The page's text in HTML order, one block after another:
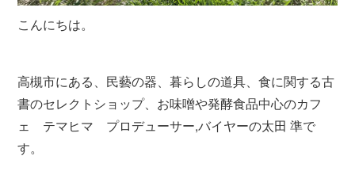
こんにちは。
高槻市にある、民藝の器、暮らしの道具、食に関する古
書のセレクトショップ、お味噌や発酵食品中心のカフ
ェ テマヒマ プロデューサー,バイヤーの太田 準で
す。